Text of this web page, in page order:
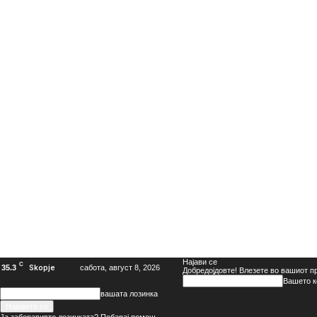
35.3 C Skopje сабота, август 8, 2026
Најави се
Добредојдовте! Влезете во вашиот
Вашето
вашата лозинка